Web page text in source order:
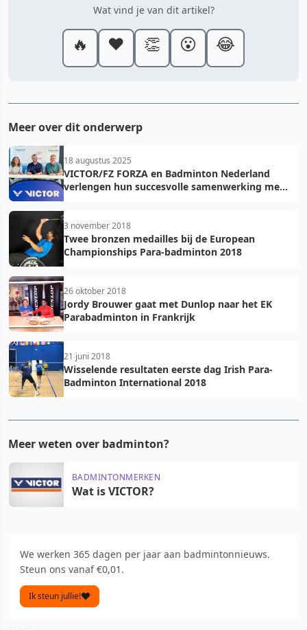
Wat vind je van dit artikel?
🔥 ❤️ 👏 😮 😂
Meer over dit onderwerp
18 augustus 2025
VICTOR/FZ FORZA en Badminton Nederland
verlengen hun succesvolle samenwerking met
3 november 2018
Twee bronzen medailles bij de European
Championships Para-badminton 2018
26 oktober 2018
Jordy Brouwer gaat met Dunlop naar het EK
Parabadminton in Frankrijk
21 juni 2018
Wisselende resultaten eerste dag Irish Para-
Badminton International 2018
Meer weten over badminton?
BADMINTONMERKEN
Wat is VICTOR?
We werken 365 dagen per jaar aan badmintonnieuws.
Steun ons vanaf €0,01.
Ik steun jullie!